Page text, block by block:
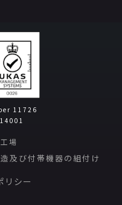
11726
場
及び付帯機器の組付け
リシー